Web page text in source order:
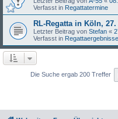
Verfasst in Regattatermine
RL-Regatta in Köln,
Letzter Beitrag von Stefan «
Verfasst in Regattaergebnisse
Die Suche ergab 200 Treffer